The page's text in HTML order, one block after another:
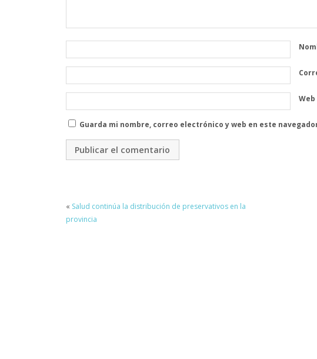
Web
Guarda mi nombre, correo electrónico y web en este
« Salud continúa la distribución de preservativos en la
provincia